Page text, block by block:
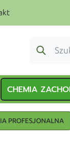
CHEMIA
PROFESJONALNA